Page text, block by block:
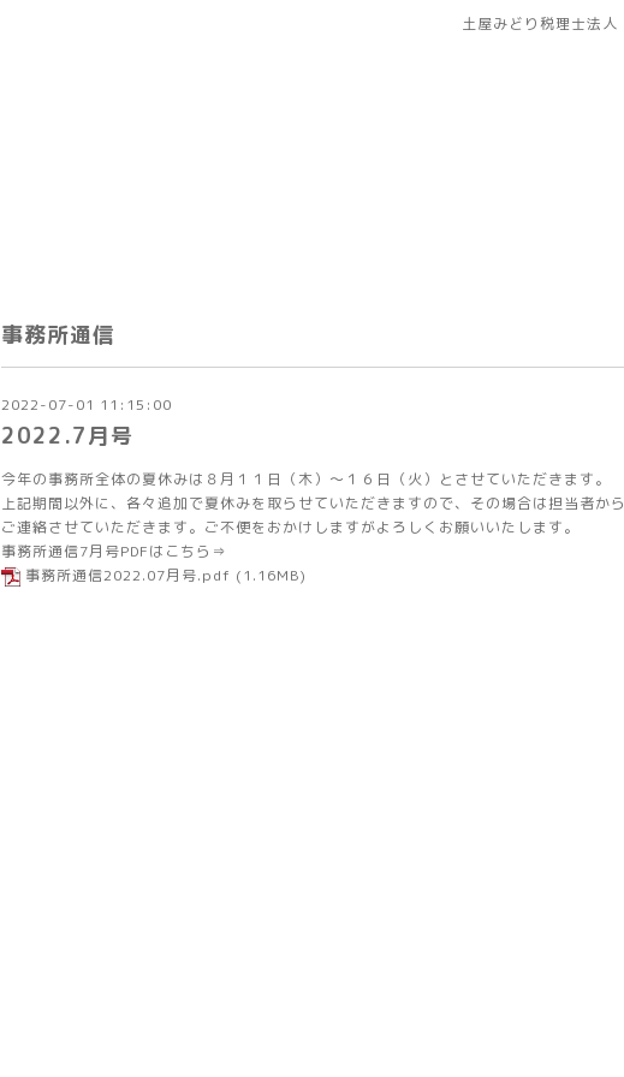
土屋みどり税理士法人
事務所通信
2022-07-01 11:15:00
2022.7月号
今年の事務所全体の夏休みは８月１１日（木）～１６日（火）とさせていただきます。
上記期間以外に、各々追加で夏休みを取らせていただきますので、その場合は担当者から
ご連絡させていただきます。ご不便をおかけしますがよろしくお願いいたします。
事務所通信7月号PDFはこちら⇒
事務所通信2022.07月号.pdf (1.16MB)